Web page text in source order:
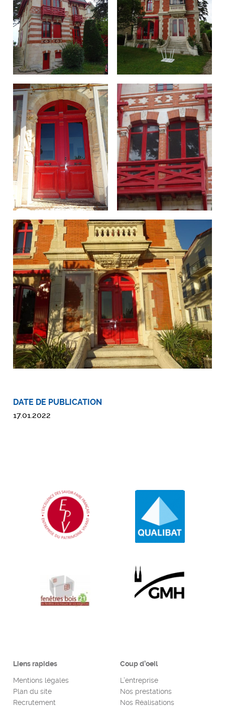
DATE DE PUBLICATION
17.01.2022
Liens rapides
Mentions légales
Plan du site
Recrutement
Coup d’oeil
L’entreprise
Nos prestations
Nos Réalisations